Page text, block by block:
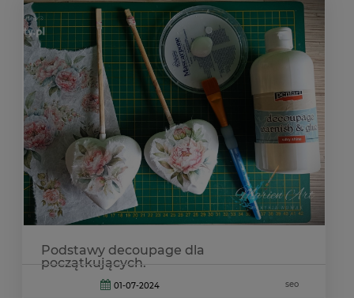
Podstawy decoupage dla
początkujących.
01-07-2024 seo